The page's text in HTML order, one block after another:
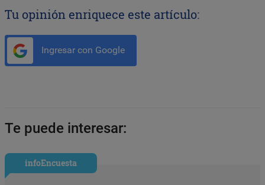
Tu opinión enriquece este artículo:
Ingresar con Google
Te puede interesar:
infoEncuesta